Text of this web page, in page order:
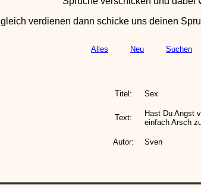
gleich verdienen dann schicke uns deinen
Alles Neu Suchen
Titel: Sex
Text:
Hast Du Angst
einfach Arsch
Autor: Sven